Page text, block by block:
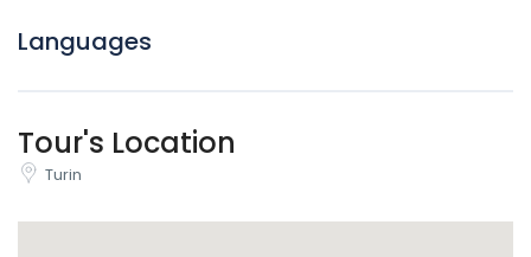
Pourquoi réserver une tournée des bars de Turin avec nous
endroits pour un groupe peut s’avérer difficile. Nous avons
fait le travail pour que vous n’ayez pas à le faire.
Ce qui rend cette expérience différente :
Plan prêt à l’emploi – pas de recherche ou de débat de
Languages
Tour's Location
Turin